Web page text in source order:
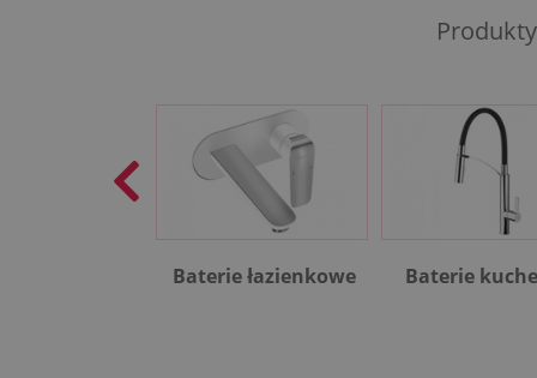
Baterie łazienkowe Baterie